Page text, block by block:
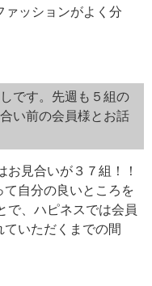
ァッションがよく分
です。先週も５組の
い前の会員様とお話
お見合いが３７組！！
自分の良いところを
で、ハピネスでは会員
いただくまでの間